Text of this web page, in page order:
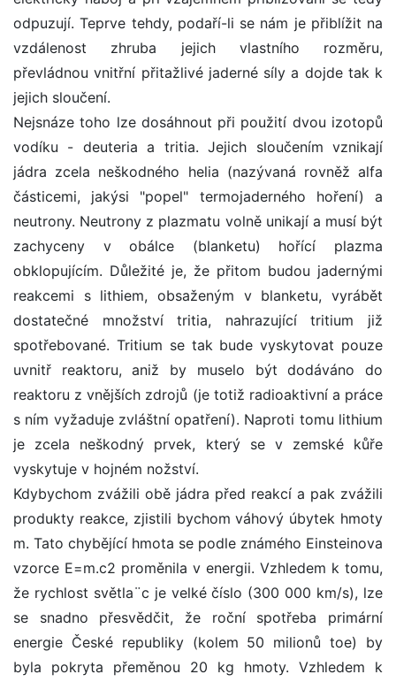
odpuzují. Teprve tehdy, podaří-li se nám je přiblížit na
vzdálenost zhruba jejich vlastního rozměru,
převládnou vnitřní přitažlivé jaderné síly a dojde tak k
jejich sloučení.
Nejsnáze toho lze dosáhnout při použití dvou izotopů
vodíku - deuteria a tritia. Jejich sloučením vznikají
jádra zcela neškodného helia (nazývaná rovněž alfa
částicemi, jakýsi "popel" termojaderného hoření) a
neutrony. Neutrony z plazmatu volně unikají a musí být
zachyceny v obálce (blanketu) hořící plazma
obklopujícím. Důležité je, že přitom budou jadernými
reakcemi s lithiem, obsaženým v blanketu, vyrábět
dostatečné množství tritia, nahrazující tritium již
spotřebované. Tritium se tak bude vyskytovat pouze
uvnitř reaktoru, aniž by muselo být dodáváno do
reaktoru z vnějších zdrojů (je totiž radioaktivní a práce
s ním vyžaduje zvláštní opatření). Naproti tomu lithium
je zcela neškodný prvek, který se v zemské kůře
vyskytuje v hojném nožství.
Kdybychom zvážili obě jádra před reakcí a pak zvážili
produkty reakce, zjistili bychom váhový úbytek hmoty
m. Tato chybějící hmota se podle známého Einsteinova
vzorce E=m.c2 proměnila v energii. Vzhledem k tomu,
že rychlost světla¨c je velké číslo (300 000 km/s), lze
se snadno přesvědčit, že roční spotřeba primární
energie České republiky (kolem 50 milionů toe) by
byla pokryta přeměnou 20 kg hmoty. Vzhledem k